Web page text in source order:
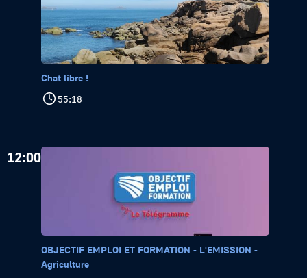
Chat libre !
55:18
12:00
OBJECTIF EMPLOI ET FORMATION - L'EMISSION -
Agriculture